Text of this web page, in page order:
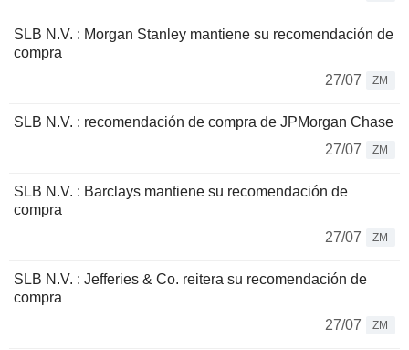
SLB N.V. : Morgan Stanley mantiene su recomendación de
compra
27/07
ZM
SLB N.V. : recomendación de compra de JPMorgan Chase
27/07
ZM
SLB N.V. : Barclays mantiene su recomendación de
compra
27/07
ZM
SLB N.V. : Jefferies & Co. reitera su recomendación de
compra
27/07
ZM